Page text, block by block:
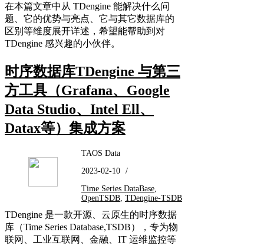
在本篇文章中从 TDengine 能解决什么问
题、它的优势与亮点、它与其它数据库的
区别等维度展开详述，希望能帮助到对
TDengine 感兴趣的小伙伴。
时序数据库TDengine 与第三
方工具（Grafana、Google
Data Studio、Intel Ell、
Datax等）集成方案
TAOS Data
2023-02-10 /
Time Series DataBase
OpenTSDB TDengine-TSDB
TDengine 是一款开源、云原生的时序数据
库（Time Series Database,TSDB），专为物
联网、工业互联网、金融、IT 运维监控等